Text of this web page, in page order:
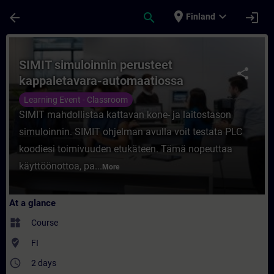
arrow_back search place Finland expand_more login
Course - SIMIT simuloinnin perusteet
share
SIMIT simuloinnin perusteet
kappaletavara-automaatiossa
Learning Event - Classroom
SIMIT mahdollistaa kattavan kone- ja laitostason
simuloinnin. SIMIT ohjelman avulla voit testata PLC
koodiesi toimivuuden etukäteen. Tämä nopeuttaa
käyttöönottoa, pa... More
At a glance
widgets Course
where_to_vote FI
access_time 2 days